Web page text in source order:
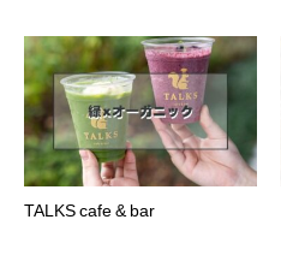
TALKS cafe & bar